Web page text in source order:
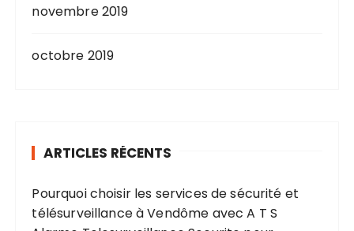
novembre 2019
octobre 2019
ARTICLES RÉCENTS
Pourquoi choisir les services de sécurité et
télésurveillance à Vendôme avec A T S